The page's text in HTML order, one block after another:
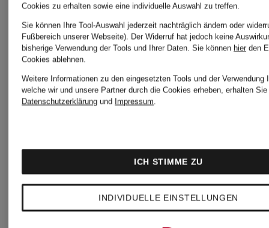
+Aktionsrabatt
s.Oliver
RED
KIDS
s.Oliver
RED
KIDS
Cookies zu erhalten sowie eine individuelle Auswahl zu treffen.
Sie können Ihre Tool-Auswahl jederzeit nachträglich ändern oder
Fußbereich unserer Webseite). Der Widerruf hat jedoch keine
bisherige Verwendung der Tools und Ihrer Daten. Sie können hier den
Cookies ablehnen.
Weitere Informationen zu den eingesetzten Tools und der Verwendung
welche wir und unsere Partner durch die Cookies erheben, erhalten
Datenschutzerklärung und Impressum.
INDIVIDUELLE EINSTELLUNGEN
ICH STIMME ZU